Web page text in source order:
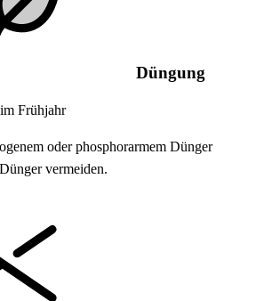
Düngung
Frühjahr
oder phosphorarmem Dünger
vermeiden.